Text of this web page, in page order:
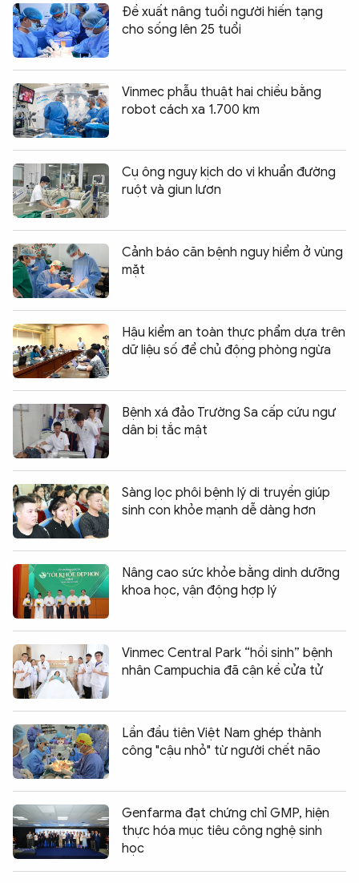
Đề xuất nâng tuổi người hiến tạng
cho sống lên 25 tuổi
Vinmec phẫu thuật hai chiều bằng
robot cách xa 1.700 km
Cụ ông nguy kịch do vi khuẩn đường
ruột và giun lươn
Cảnh báo căn bệnh nguy hiểm ở vùng
mặt
Hậu kiểm an toàn thực phẩm dựa trên
dữ liệu số để chủ động phòng ngừa
Bệnh xá đảo Trường Sa cấp cứu ngư
dân bị tắc mật
Sàng lọc phôi bệnh lý di truyền giúp
sinh con khỏe mạnh dễ dàng hơn
Nâng cao sức khỏe bằng dinh dưỡng
khoa học, vận động hợp lý
Vinmec Central Park “hồi sinh” bệnh
nhân Campuchia đã cận kề cửa tử
Lần đầu tiên Việt Nam ghép thành
công "cậu nhỏ" từ người chết não
Genfarma đạt chứng chỉ GMP, hiện
thực hóa mục tiêu công nghệ sinh
học